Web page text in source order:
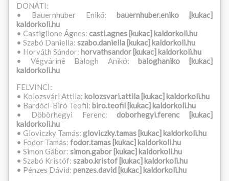
DONÁTI:
• Bauernhuber Enikő: bauernhuber.eniko [kukac]
kaldorkoli.hu
• Castiglione Ágnes: casti.agnes [kukac] kaldorkoli.hu
• Szabó Daniella: szabo.daniella [kukac] kaldorkoli.hu
• Horváth Sándor: horvathsandor [kukac] kaldorkoli.hu
• Végváriné Balogh Anikó:baloghaniko [kukac]
kaldorkoli.hu
FELVINCI:
• Kolozsvári Attila: kolozsvari.attila [kukac] kaldorkoli.hu
• Bardóci-Biró Teofil: biro.teofil [kukac] kaldorkoli.hu
• Döbörhegyi Ferenc:doborhegyi.ferenc [kukac]
kaldorkoli.hu
• Gloviczky Tamás: gloviczky.tamas [kukac] kaldorkoli.hu
• Fodor Tamás: fodor.tamas [kukac] kaldorkoli.hu
• Simon Gábor: simon.gabor [kukac] kaldorkoli.hu
• Szabó Kristóf: szabo.kristof [kukac] kaldorkoli.hu
• Pénzes Dávid: penzes.david [kukac] kaldorkoli.hu